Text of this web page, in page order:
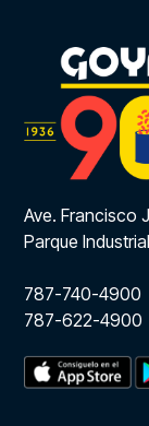
Ave. Francisco
Parque
787-740-4900
787-622-4900